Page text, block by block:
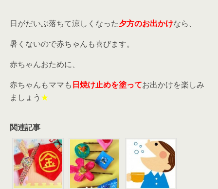
日がだいぶ落ちて涼しくなった夕方のお出かけなら、
暑くないので赤ちゃんも喜びます。
赤ちゃんおために、
赤ちゃんもママも日焼け止めを塗ってお出かけを楽しみ
ましょう ★
関連記事